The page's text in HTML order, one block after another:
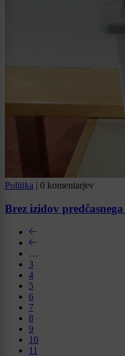
Politika | 0 komentarjev
Brez izidov
…
3
4
5
6
7
8
9
10
11